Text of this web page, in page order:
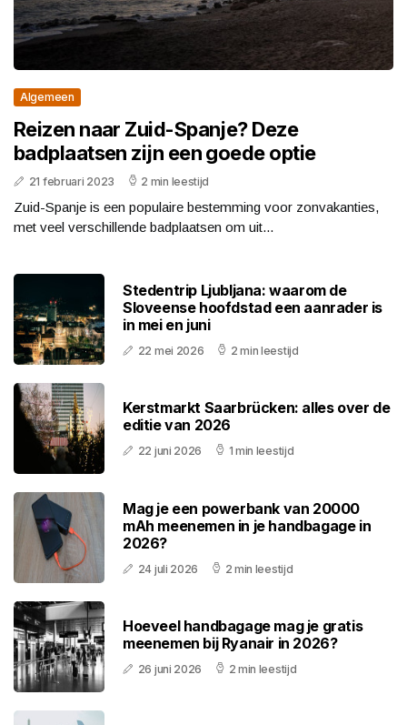
Algemeen
Reizen naar Zuid-Spanje? Deze
badplaatsen zijn een goede optie
21 februari 2023 2 min leestijd
Zuid-Spanje is een populaire bestemming voor zonvakanties,
met veel verschillende badplaatsen om uit...
Stedentrip Ljubljana: waarom de
Sloveense hoofdstad een aanrader is
in mei en juni
22 mei 2026 2 min leestijd
Kerstmarkt Saarbrücken: alles over de
editie van 2026
22 juni 2026 1 min leestijd
Mag je een powerbank van 20000
mAh meenemen in je handbagage in
2026?
24 juli 2026 2 min leestijd
Hoeveel handbagage mag je gratis
meenemen bij Ryanair in 2026?
26 juni 2026 2 min leestijd